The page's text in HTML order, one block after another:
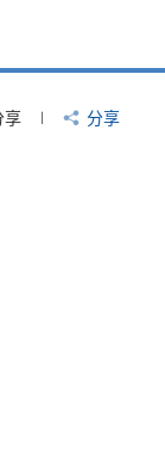
享 分享